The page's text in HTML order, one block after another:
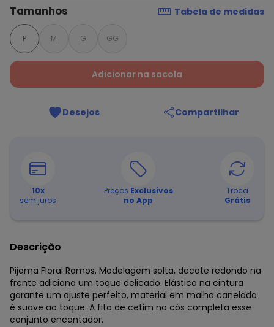
Tamanhos Tabela de medidas
P M G GG
Adicionar na sacola
Desejos Compartilhar
10x
sem juros
Preços Exclusivos
no App
Troca
Grátis
Descrição
Pijama Floral Ramos. Modelagem solta, decote redondo na
frente adiciona um toque delicado. Elástico na cintura
garante um ajuste perfeito, material em malha canelada
é suave ao toque. A fita de cetim no cós completa esse
conjunto encantador.